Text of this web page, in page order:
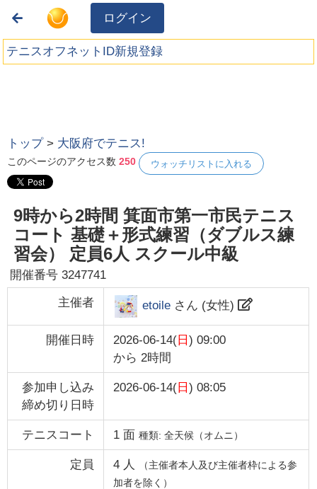
ログイン
テニスオフネットID新規登録
トップ > 大阪府でテニス!
このページのアクセス数250 ウォッチリストに入れる
9時から2時間 箕面市第一市民テニス
コート 基礎＋形式練習（ダブルス練
習会） 定員6人 スクール中級
開催番号3247741
主催者 etoileさん (女性)
開催日時 2026-06-14(日 ) 09:00
から 2時間
参加申し込み
締め切り日時
2026-06-14(日 ) 08:05
テニスコート 1面 種類: 全天候（オムニ）
定員 4 人
（主催者本人及び主催者枠による参
加者を除く）